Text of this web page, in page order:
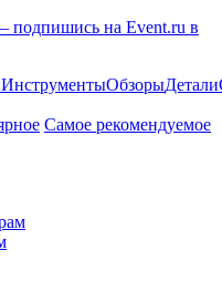
подпишись на Event.ru в
ИнструментыОбзорыДетали
Самое рекомендуемое